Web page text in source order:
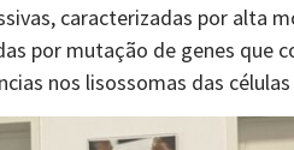
caracterizadas por alta
por mutação de genes que
nos lisossomas das